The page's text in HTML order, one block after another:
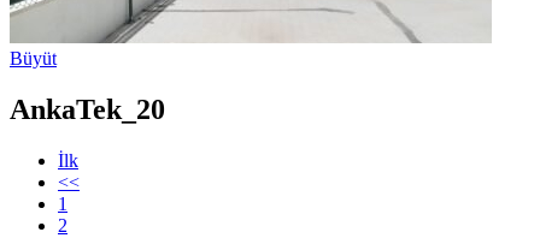
Büyüt
AnkaTek_20
İlk
<<
1
2